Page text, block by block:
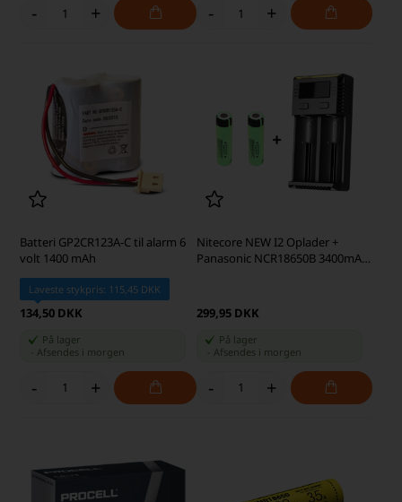
- + - +
Batteri GP2CR123A-C til alarm 6
volt 1400 mAh
Laveste stykpris: 115,45 DKK
134,50 DKK
På lager
Afsendes i morgen
- +
Nitecore NEW I2 Oplader +
Panasonic NCR18650B 3400mAh
299,95 DKK
På lager
Afsendes i morgen
- +